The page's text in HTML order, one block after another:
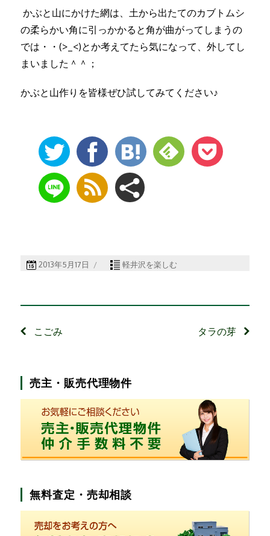
かぶと山にかけた網は、土から出たてのカブトムシ
の柔らかい角に引っかかると角が曲がってしまうの
では・・(>_<)とか考えてたら気になって、外してし
まいました＾＾；
かぶと山作りを皆様ぜひ試してみてください♪
2013年5月17日 軽井沢を楽しむ
ビ
ョ
ン
こごみ タラの芽
売主・販売代理物件
無料査定・売却相談